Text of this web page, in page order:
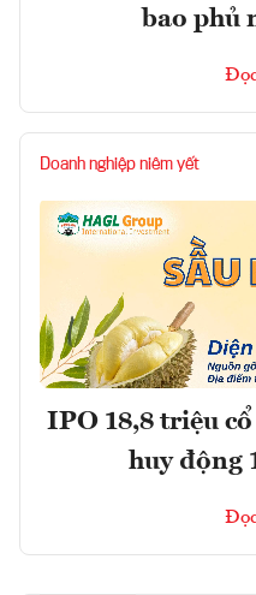
bao phủ
Doanh nghiệp niêm yết
IPO 18,8 triệu
huy động